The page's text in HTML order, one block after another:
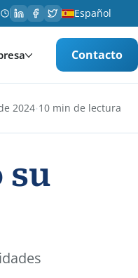
Español
Contacto
2024·10 min de lectura
su